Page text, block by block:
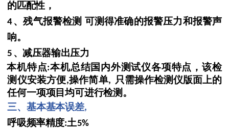
的匹配性，
4 、残气报警检测 可测得准确的报警压力和报警声
响。
5 、减压器输出压力
本机特点:本机总结国内外测试仪各项特点，该检
测仪安装方便,操作简单, 只需操作检测仪版面上的
任何一项项目均可进行检测。
三、基本基本误差,
呼吸频率精度:土5%